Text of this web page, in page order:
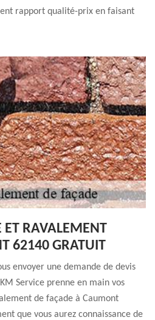
rapport qualité-prix en faisant
ET RAVALEMENT
62140 GRATUIT
envoyer une demande de devis
Service prenne en main vos
de façade à Caumont
que vous aurez connaissance de